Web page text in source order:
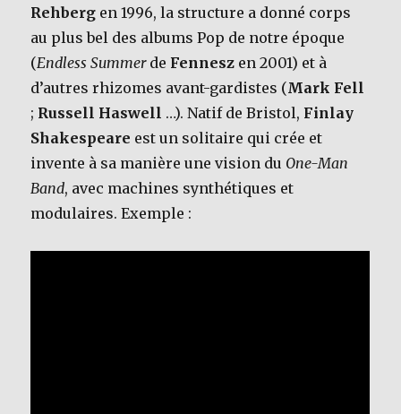
Rehberg en 1996, la structure a donné corps
au plus bel des albums Pop de notre époque
(Endless Summerde Fennesz en 2001) et à
d’autres rhizomes avant-gardistes (Mark Fell
; Russell Haswell …). Natif de Bristol, Finlay
Shakespeare est un solitaire qui crée et
invente à sa manière une vision du One-Man
Band, avec machines synthétiques et
modulaires. Exemple :